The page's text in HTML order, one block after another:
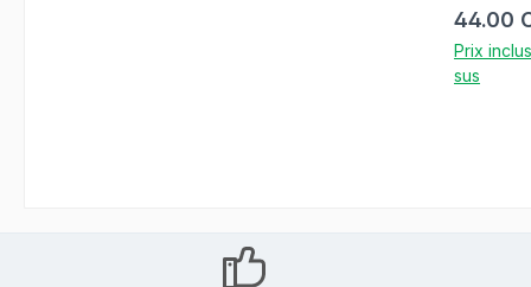
Auflage
Prix
44.00
Prix
sus